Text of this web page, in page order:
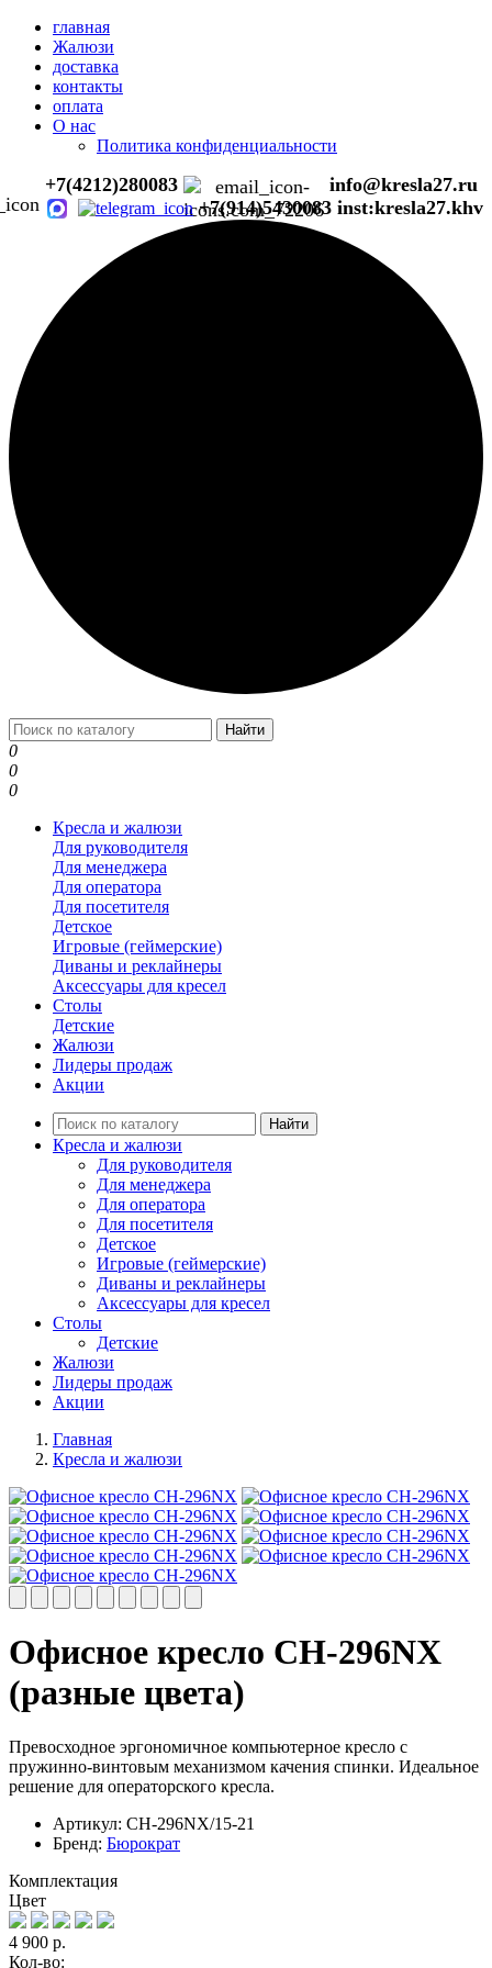
главная
Жалюзи
доставка
контакты
оплата
О нас
Политика конфиденциальности
+7(4212)280083
info@kresla27.ru
+7(914)5430083 inst:kresla27.khv
Найти
0
0
0
Кресла и жалюзи
Для руководителя
Для менеджера
Для оператора
Для посетителя
Детское
Игровые (геймерские)
Диваны и реклайнеры
Аксессуары для кресел
Столы
Детские
Жалюзи
Лидеры продаж
Акции
Найти
Кресла и жалюзи
Для руководителя
Для менеджера
Для оператора
Для посетителя
Детское
Игровые (геймерские)
Диваны и реклайнеры
Аксессуары для кресел
Столы
Детские
Жалюзи
Лидеры продаж
Акции
Главная
Кресла и жалюзи
Офисное кресло CH-296NX
(разные цвета)
Превосходное эргономичное компьютерное кресло с
пружинно-винтовым механизмом качения спинки. Идеальное
решение для операторского кресла.
Артикул: CH-296NX/15-21
Бренд: Бюрократ
Комплектация
Цвет
4 900 р.
Кол-во: